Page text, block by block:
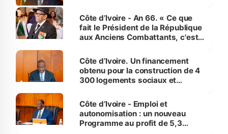
Côte d’Ivoire - An 66. « Ce que
fait le Président de la République
aux Anciens Combattants, c'est
Côte d’Ivoire. Un financement
obtenu pour la construction de 4
300 logements sociaux et
et Yamoussoukro
Côte d’Ivoire - Emploi et
autonomisation : un nouveau
Programme au profit de 5,3